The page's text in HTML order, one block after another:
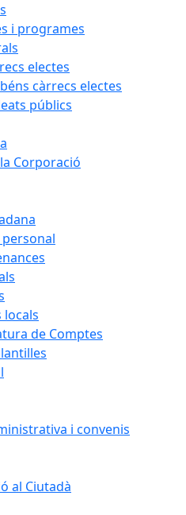
i programes
electes
càrrecs electes
públics
Corporació
locals
de Comptes
i convenis
al Ciutadà